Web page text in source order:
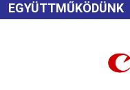
EGYÜTTMŰKÖDÜNK